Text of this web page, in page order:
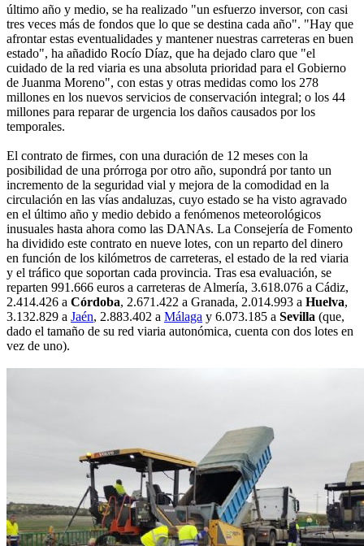
último año y medio, se ha realizado "un esfuerzo inversor, con casi
tres veces más de fondos que lo que se destina cada año". "Hay que
afrontar estas eventualidades y mantener nuestras carreteras en buen
estado", ha añadido Rocío Díaz, que ha dejado claro que "el
cuidado de la red viaria es una absoluta prioridad para el Gobierno
de Juanma Moreno", con estas y otras medidas como los 278
millones en los nuevos servicios de conservación integral; o los 44
millones para reparar de urgencia los daños causados por los
temporales.
El contrato de firmes, con una duración de 12 meses con la
posibilidad de una prórroga por otro año, supondrá por tanto un
incremento de la seguridad vial y mejora de la comodidad en la
circulación en las vías andaluzas, cuyo estado se ha visto agravado
en el último año y medio debido a fenómenos meteorológicos
inusuales hasta ahora como las DANAs. La Consejería de Fomento
ha dividido este contrato en nueve lotes, con un reparto del dinero
en función de los kilómetros de carreteras, el estado de la red viaria
y el tráfico que soportan cada provincia. Tras esa evaluación, se
reparten 991.666 euros a carreteras de Almería, 3.618.076 a Cádiz,
2.414.426 a Córdoba, 2.671.422 a Granada, 2.014.993 a Huelva,
3.132.829 a Jaén, 2.883.402 a Málaga y 6.073.185 a Sevilla (que,
dado el tamaño de su red viaria autonómica, cuenta con dos lotes en
vez de uno).